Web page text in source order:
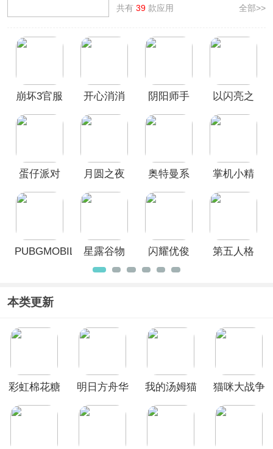
是公认好评可玩性比较高的良心手机游
物语
等在内的精品佳作，仅仅从玩法上
种类型，不知道什么游戏可玩性比较高
的小伙伴，欢迎前来本合集中挑选免费
共有39 款应用 全部>>
崩坏3官服
开心消消
阴阳师手
以闪亮之
蛋仔派对
月圆之夜
奥特曼系
掌机小精
PUBGMOBILE
星露谷物
语官方版
闪耀优俊
少女(赛马
第五人格
本类更新
彩虹棉花糖
明日方舟华
我的汤姆猫
猫咪大战争